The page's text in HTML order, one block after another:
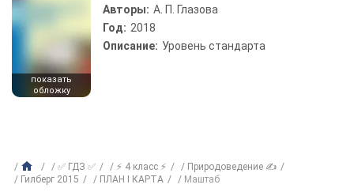
показать
обложку
Авторы: А. П. Глазова
Год: 2018
Описание: Уровень стандарта
✅ ГДЗ ✅ ⚡ 4 класс ⚡
Природоведение ✍
Гилберг 2015
ПЛАН I КАРТА Маштаб